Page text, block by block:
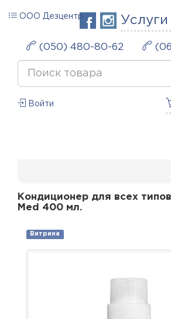
ООО Дезцентр
(050) 480-80-62
Войти
Кондиционер для всех
Med 400 мл.
Витрина